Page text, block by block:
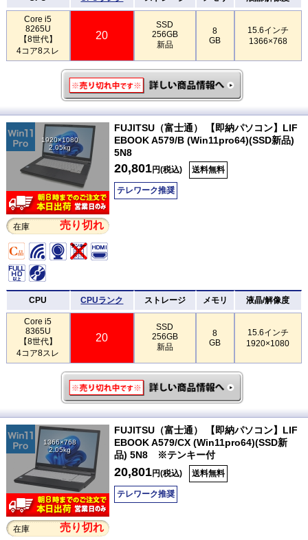
Core i5
8265U
【8世代】
4コア8スレ
20
SSD
256GB
新品
8
GB
15.6インチ
1366×768
1920×1080
2.05kg
在庫 売り切れ
FUJITSU（富士通） 【即納パソコン】LIF
EBOOK A579/B (Win11pro64)(SSD新品)
5N8
20,801円(税込) 送料無料
テレワーク推奨
CPU CPUランク ストレージ メモリ 液晶/解像度
Core i5
8365U
【8世代】
4コア8スレ
20
SSD
256GB
新品
8
GB
15.6インチ
1920×1080
1366×768
2.05kg
在庫 売り切れ
FUJITSU（富士通） 【即納パソコン】LIF
EBOOK A579/CX (Win11pro64)(SSD新
品) 5N8 ※テンキー付
20,801円(税込) 送料無料
テレワーク推奨